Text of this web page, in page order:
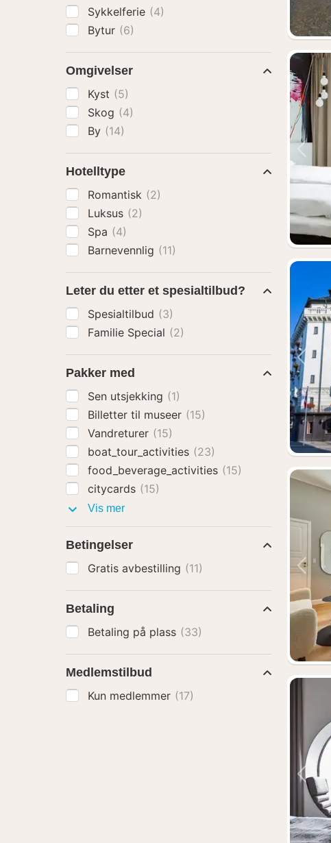
Sykkelferie (4)
Bytur (6)
Omgivelser
Kyst (5)
Skog (4)
By (14)
Hotelltype
Romantisk (2)
Luksus (2)
Spa (4)
Barnevennlig (11)
Leter du etter et spesialtilbud?
Spesialtilbud (3)
Familie Special (2)
Pakker med
Sen utsjekking (1)
Billetter til museer (15)
Vandreturer (15)
boat_tour_activities (23)
food_beverage_activities (15)
citycards (15)
Vis merPakker
Betingelser
Gratis avbestilling (11)
Betaling
Betaling på plass (33)
Medlemstilbud
Kun medlemmer (17)